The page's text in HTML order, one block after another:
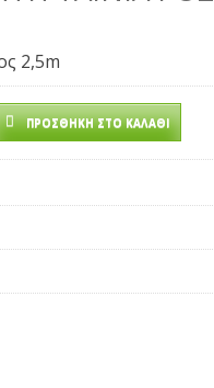
2,5m
ΠΡΟΣΘΉΚΗ ΣΤΟ ΚΑΛΆΘΙ